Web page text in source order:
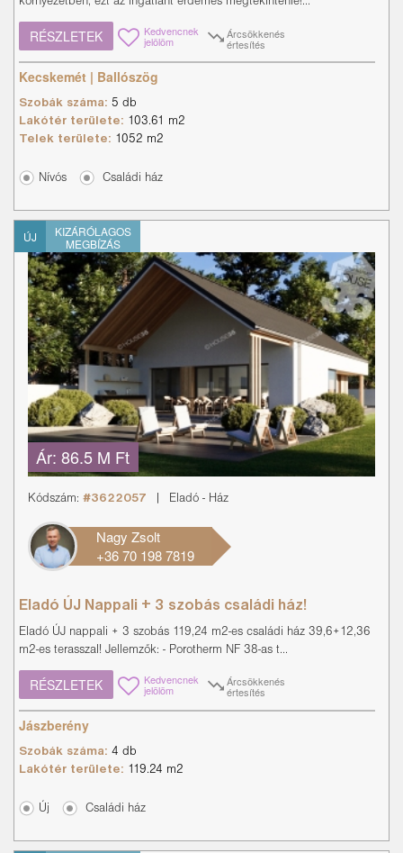
RÉSZLETEK Kedvencnek
jelölöm
Árcsökkenés
értesítés
Kecskemét | Ballószög
Szobák száma: 5 db
Lakótér területe:
103.61 m2
Telek területe:
1052 m2
Nívós Családi ház
ÚJ
KIZÁRÓLAGOS
MEGBÍZÁS
Ár: 86.5 M Ft
Kódszám: #3622057 Eladó - Ház
Nagy Zsolt
+36 70 198 7819
Eladó ÚJ Nappali + 3 szobás családi ház!
Eladó ÚJ nappali + 3 szobás 119,24 m2-es családi ház 39,6+12,36
m2-es terasszal! Jellemzők: - Porotherm NF 38-as t...
RÉSZLETEK Kedvencnek
jelölöm
Árcsökkenés
értesítés
Jászberény
Szobák száma: 4 db
Lakótér területe: 119.24 m2
Új Családi ház